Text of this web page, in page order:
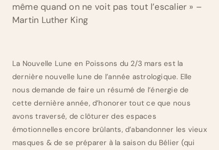
même quand on ne voit pas tout l’escalier » –
Martin Luther King
La Nouvelle Lune en Poissons du 2/3 mars est la
dernière nouvelle lune de l’année astrologique. Elle
nous demande de faire un résumé de l’énergie de
cette dernière année, d’honorer tout ce que nous
avons traversé, de clôturer des espaces
émotionnelles encore brûlants, d’abandonner les vieux
masques & de se préparer à la saison du Bélier (qui